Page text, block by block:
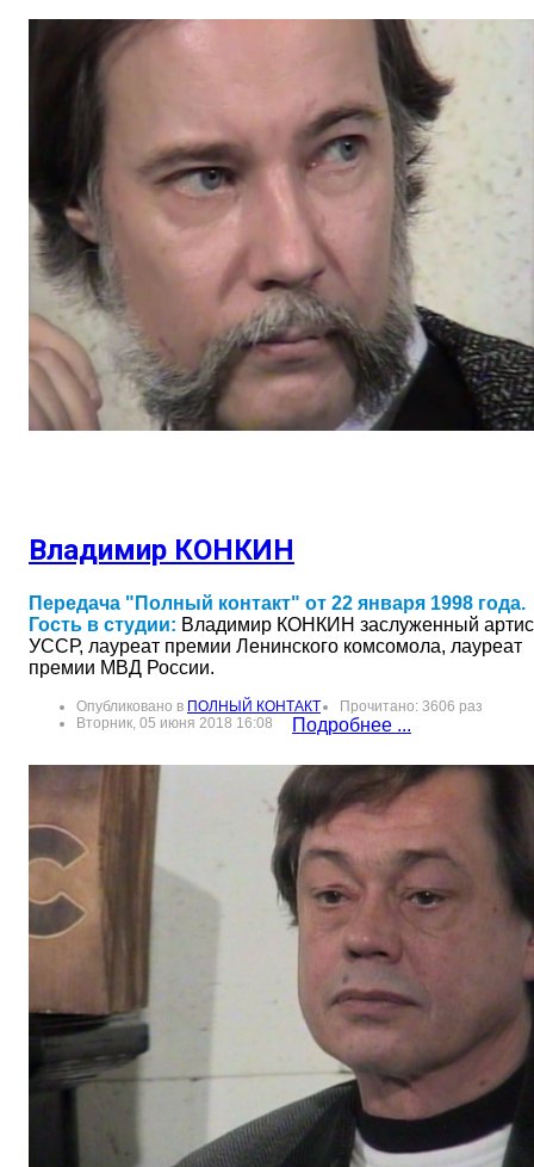
Владимир КОНКИН
Передача "Полный контакт" от 22 января 1998 года.
Гость в студии: Владимир КОНКИН заслуженный
УССР, лауреат премии Ленинского комсомола, лауреат
премии МВД России.
Опубликовано в ПОЛНЫЙ КОНТАКТ
Прочитано: 3606 раз
Вторник, 05 июня 2018 16:08
Подробнее ...